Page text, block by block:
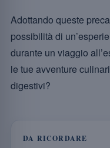
Adottando queste
possibilità di
durante un viaggio
le tue avventure
digestivi?
DA RICORDARE